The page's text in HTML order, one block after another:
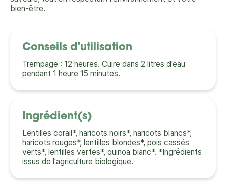
bien-être.
Conseils d'utilisation
Trempage : 12 heures. Cuire dans 2 litres d'eau
pendant 1 heure 15 minutes.
Ingrédient(s)
Lentilles corail*, haricots noirs*, haricots blancs*,
haricots rouges*, lentilles blondes*, pois cassés
verts*, lentilles vertes*, quinoa blanc*. *Ingrédients
issus de l'agriculture biologique.